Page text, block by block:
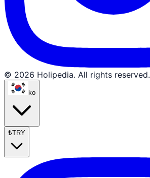
© 2026 Holipedia. All rights reserved.
ko
₺TRY